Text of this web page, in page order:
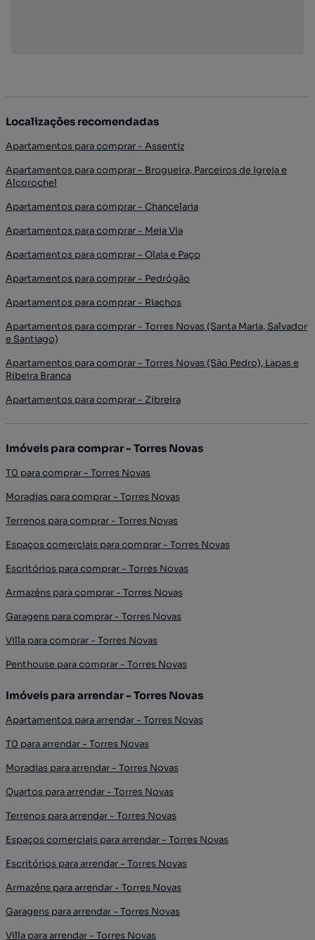
Localizações recomendadas
Apartamentos para comprar - Assentiz
Apartamentos para comprar - Brogueira, Parceiros de Igreja e
Alcorochel
Apartamentos para comprar - Chancelaria
Apartamentos para comprar - Meia Via
Apartamentos para comprar - Olaia e Paço
Apartamentos para comprar - Pedrógão
Apartamentos para comprar - Riachos
Apartamentos para comprar - Torres Novas (Santa Maria, Salvador
e Santiago)
Apartamentos para comprar - Torres Novas (São Pedro), Lapas e
Ribeira Branca
Apartamentos para comprar - Zibreira
Imóveis para comprar - Torres Novas
T0 para comprar - Torres Novas
Moradias para comprar - Torres Novas
Terrenos para comprar - Torres Novas
Espaços comerciais para comprar - Torres Novas
Escritórios para comprar - Torres Novas
Armazéns para comprar - Torres Novas
Garagens para comprar - Torres Novas
Villa para comprar - Torres Novas
Penthouse para comprar - Torres Novas
Imóveis para arrendar - Torres Novas
Apartamentos para arrendar - Torres Novas
T0 para arrendar - Torres Novas
Moradias para arrendar - Torres Novas
Quartos para arrendar - Torres Novas
Terrenos para arrendar - Torres Novas
Espaços comerciais para arrendar - Torres Novas
Escritórios para arrendar - Torres Novas
Armazéns para arrendar - Torres Novas
Garagens para arrendar - Torres Novas
Villa para arrendar - Torres Novas